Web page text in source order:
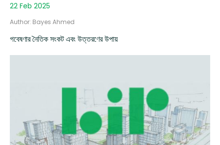
22 Feb 2025
Author: Bayes Ahmed
গবেষণার নৈতিক সংকট এবং উত্তরণের উপায়